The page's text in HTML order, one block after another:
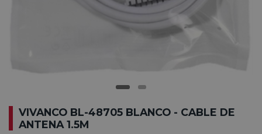
VIVANCO BL-48705 BLANCO - CABLE DE
ANTENA 1.5M